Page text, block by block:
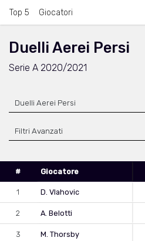
Top 5 Giocatori
Duelli Aerei Persi
Serie A 2020/2021
Duelli Aerei Persi
Filtri Avanzati
# Giocatore
1 D. Vlahovic
2 A. Belotti
3 M. Thorsby